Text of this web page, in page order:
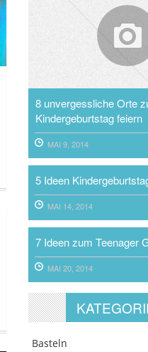
8 unvergessliche Orte
Kindergeburtstag feiern
MAI 9, 2014
5 Ideen
MAI 14, 2014
7 Ideen zum Teenager
MAI 20, 2014
Basteln